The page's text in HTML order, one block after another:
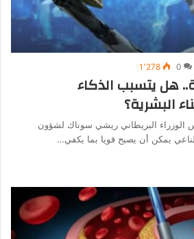
0 1٬278
هل يتسبب الذكاء
البشرية؟
الوزراء البريطاني ريشي سوناك لشؤون
يمكن أن يصبح قويا بما يكفي…